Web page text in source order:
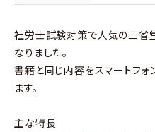
社労士試験対策で人気の三省
なりました。
書籍と同じ内容をスマートフォ
ます。
主な特長